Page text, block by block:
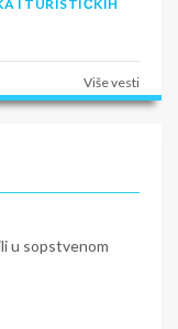
I TURISTIČKIH
Više vesti
u sopstvenom